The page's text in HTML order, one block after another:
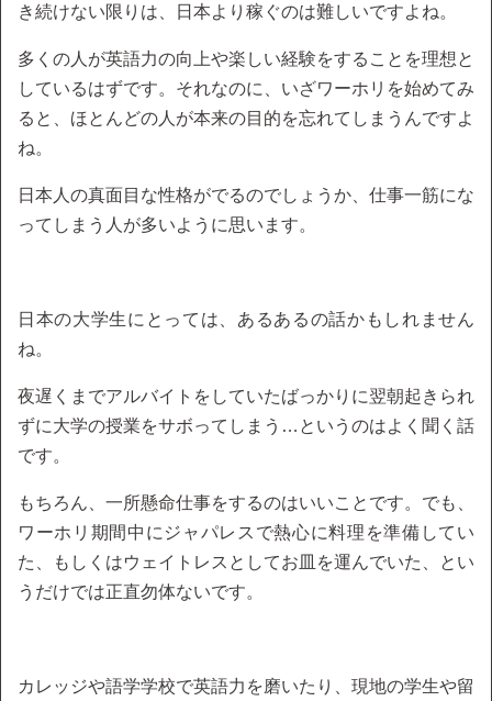
き続けない限りは、日本より稼ぐのは難しいですよね。
多くの人が英語力の向上や楽しい経験をすることを理想と
しているはずです。それなのに、いざワーホリを始めてみ
ると、ほとんどの人が本来の目的を忘れてしまうんですよ
ね。
日本人の真面目な性格がでるのでしょうか、仕事一筋にな
ってしまう人が多いように思います。
日本の大学生にとっては、あるあるの話かもしれません
ね。
夜遅くまでアルバイトをしていたばっかりに翌朝起きられ
ずに大学の授業をサボってしまう…というのはよく聞く話
です。
もちろん、一所懸命仕事をするのはいいことです。でも、
ワーホリ期間中にジャパレスで熱心に料理を準備してい
た、もしくはウェイトレスとしてお皿を運んでいた、とい
うだけでは正直勿体ないです。
カレッジや語学学校で英語力を磨いたり、現地の学生や留